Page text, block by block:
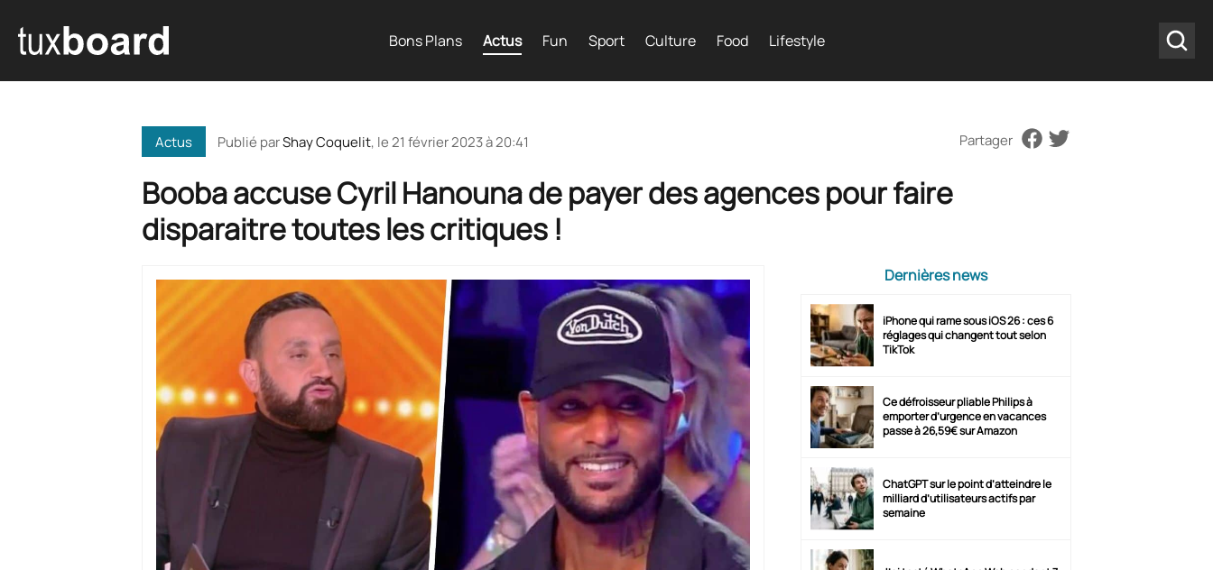
Bons Plans Actus Fun Sport Culture Food Lifestyle
Actus Publié parShay Coquelit, le21 février 2023 à 20:41 Partager
Booba accuse Cyril Hanouna de payer des agences pour faire
disparaitre toutes les critiques !
Dernières news
iPhone qui rame sous iOS 26 : ces 6
réglages qui changent tout selon
TikTok
Ce défroisseur pliable Philips à
emporter d’urgence en vacances
passe à 26,59€ sur Amazon
ChatGPT sur le point d’atteindre le
milliard d’utilisateurs actifs par
semaine